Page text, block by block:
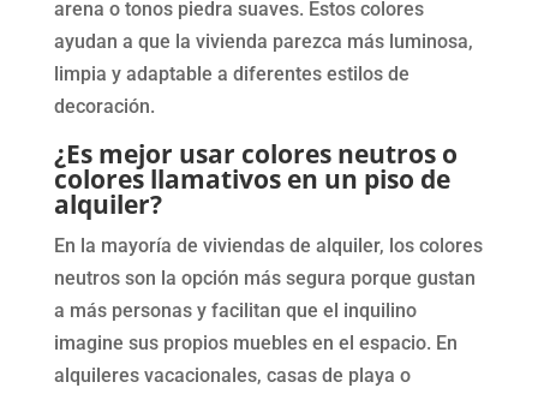
arena o tonos piedra suaves. Estos colores
ayudan a que la vivienda parezca más luminosa,
limpia y adaptable a diferentes estilos de
decoración.
¿Es mejor usar colores neutros o
colores llamativos en un piso de
alquiler?
En la mayoría de viviendas de alquiler, los colores
neutros son la opción más segura porque gustan
a más personas y facilitan que el inquilino
imagine sus propios muebles en el espacio. En
alquileres vacacionales, casas de playa o